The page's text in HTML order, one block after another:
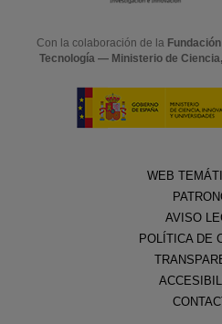
Con la colaboración de la
Tecnología — Ministerio de
WEB
AVISO
POLÍTICA DE